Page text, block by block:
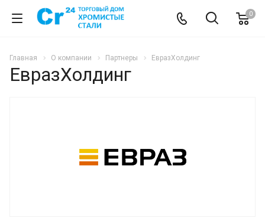
0
Главная О компании Партнеры ЕвразХолдинг
ЕвразХолдинг